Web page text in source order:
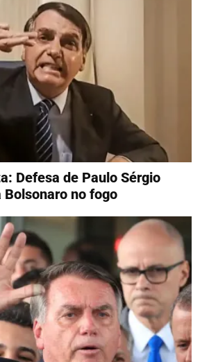
Defesa de Paulo Sérgio
Bolsonaro no fogo